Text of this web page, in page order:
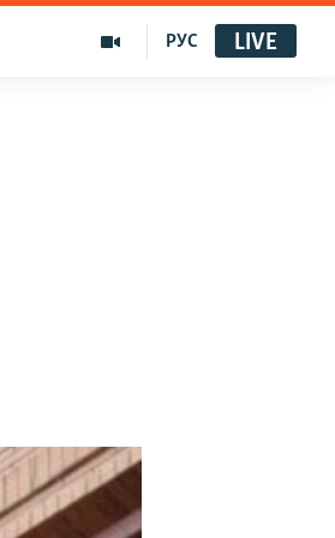
РУС LIVE